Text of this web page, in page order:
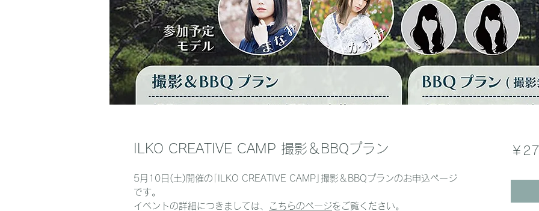
ILKO CREATIVE CAMP 撮影＆BBQプラン
5月10日(土)開催の｢ILKO CREATIVE CAMP｣撮影＆BBQプランのお申込ページ
です。
イベントの詳細につきましては、
こちらのページをご覧ください。
￥